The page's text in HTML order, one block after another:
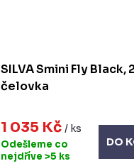
SILVA Smini Fly Black,
čelovka
1 035 Kč / ks
Odešleme co
nejdříve >5 ks
DO